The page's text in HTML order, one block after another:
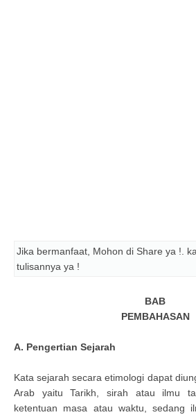
Jika bermanfaat, Mohon di Share ya !.
tulisannya ya !
BAB
PEMBAHASAN
A. Pengertian Sejarah
Kata sejarah secara etimologi dapat
Arab yaitu Tarikh, sirah atau ilmu
ketentuan masa atau waktu, sedang